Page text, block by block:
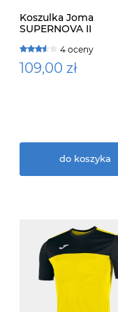
Koszulka Joma
SUPERNOVA II
4 oceny
109,00 zł
do koszyka